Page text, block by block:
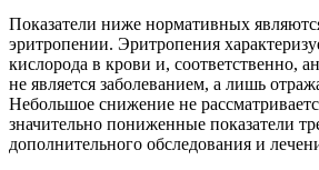
Показатели ниже нормативных
эритропении. Эритропения
кислорода в крови и, соответственно,
не является заболеванием, а лишь
Небольшое снижение не
значительно пониженные показатели
дополнительного обследования и